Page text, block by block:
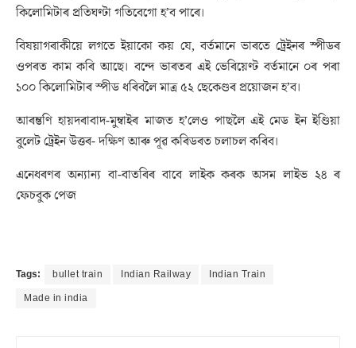
কিলোমিটাৰ প্ৰতিঘণ্টা গতিবেগো হ’ব পাৰে।
বিষয়াগৰাকীয়ে লগতে ইয়াকো কয় যে, বৰ্তমানে ভাৰতে ট্ৰেইনৰ স্পীডৰ
ওপৰত কাম কৰি আছে। বন্দে ভাৰতৰ এই ভেৰিয়েণ্ট বৰ্তমানে ০ৰ পৰা
১০০ কিলোমিটাৰ স্পীড ধৰিবলৈ মাত্ৰ ৫২ ছেকেণ্ডৰ প্ৰয়োজন হ’ব।
আৰম্ভণি হায়দৰাবাদ-মুম্বাইৰ মাজত হ’লেও পাছলৈ এই মেড ইন ইণ্ডিয়া
বুলেট ট্ৰেইন উত্তৰ- দক্ষিণ আৰু পূৱ কৰিডৰত চলাচল কৰিব।
এনেধৰণৰ অন্যান্য বা-বাতৰিৰ বাবে লাইক কৰক অসম লাইভ ২৪ ৰ
ফেচবুক পেজ
Tags: bullet train Indian Railway
Indian Train
Made in india